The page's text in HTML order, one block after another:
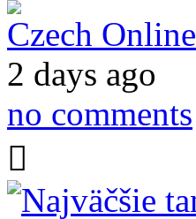
Czech Online
2 days ago
no comments